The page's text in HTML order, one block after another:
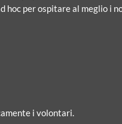
hoc per ospitare al meglio i
i volontari.